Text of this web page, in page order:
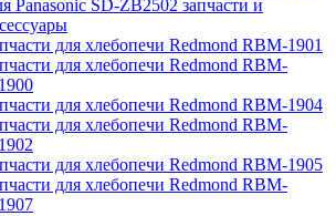
Panasonic SD-ZB2502 запчасти и
для хлебопечи Redmond RBM-1901
для хлебопечи Redmond RBM-
для хлебопечи Redmond RBM-1904
для хлебопечи Redmond RBM-
для хлебопечи Redmond RBM-1905
для хлебопечи Redmond RBM-